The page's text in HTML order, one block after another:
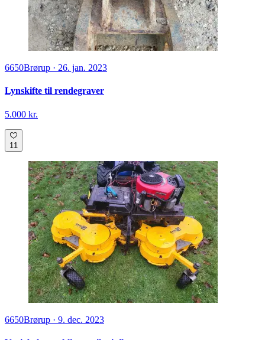
6650Brørup · 26. jan. 2023
Lynskifte til rendegraver
5.000 kr.
11
6650Brørup · 9. dec. 2023